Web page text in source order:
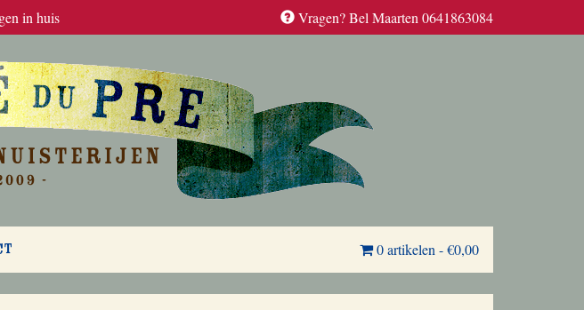
in huis Vragen? Bel Maarten 0641863084
0 artikelen -€0,00